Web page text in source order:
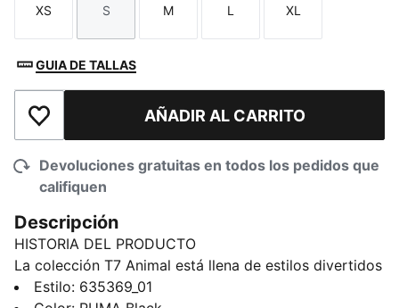
Talla
XS
Talla
S
Talla
M
Talla
L
Talla
XL
GUIA DE TALLAS
Añadir a la lista de deseosAÑADIR AL CARRITO
Devoluciones gratuitas en todos los pedidos que
califiquen
Descripción
HISTORIA DEL PRODUCTO
La colección T7 Animal está llena de estilos divertidos
y cómodos para los más pequeños. Con estampados
Estilo: 635369_01